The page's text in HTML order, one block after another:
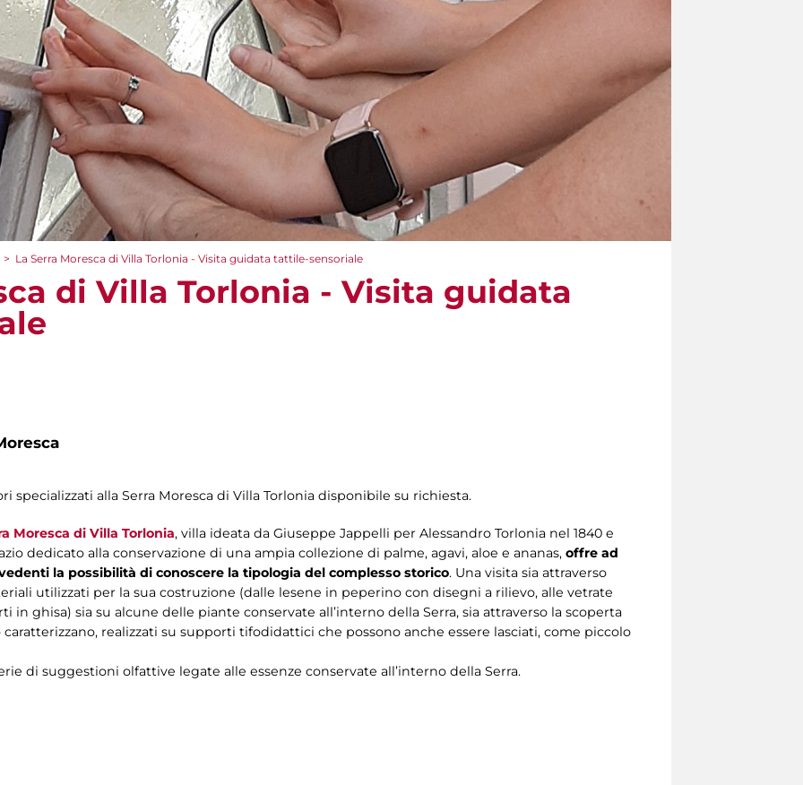
> La Serra Moresca di Villa Torlonia - Visita guidata tattile-sensoriale
di Villa Torlonia - Visita guidata
specializzati alla Serra Moresca di Villa Torlonia disponibile su richiesta.
Moresca di Villa Torlonia, villa ideata da Giuseppe Jappelli per Alessandro Torlonia nel 1840 e
dedicato alla conservazione di una ampia collezione di palme, agavi, aloe e ananas, offre ad
la possibilità di conoscere la tipologia del complesso storico. Una visita sia attraverso
utilizzati per la sua costruzione (dalle lesene in peperino con disegni a rilievo, alle vetrate
ghisa) sia su alcune delle piante conservate all’interno della Serra, sia attraverso la scoperta
realizzati su supporti tifodidattici che possono anche essere lasciati, come piccolo
di suggestioni olfattive legate alle essenze conservate all’interno della Serra.